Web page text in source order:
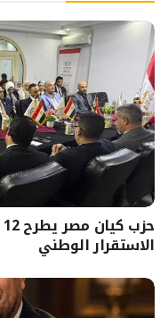
الاستقرار الوطني